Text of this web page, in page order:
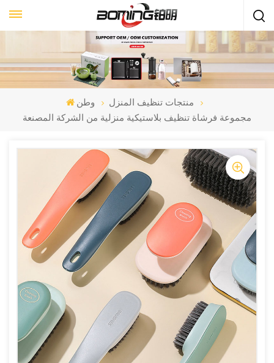
وطن
منتجات تنظيف المنزل
مجموعة فرشاة تنظيف بلاستيكية منزلية من الشركة المصنعة